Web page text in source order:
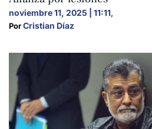
noviembre 11, 2025 | 11:11,
Por Cristian Díaz